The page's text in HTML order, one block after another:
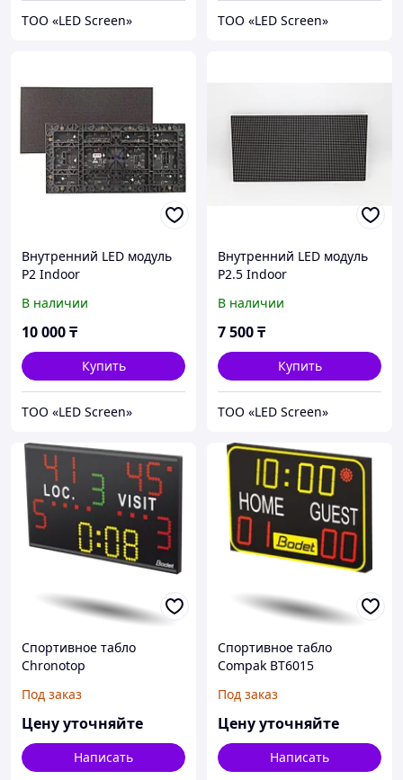
ТОО «LED Screen» ТОО «LED Screen»
Внутренний LED модуль
P2 Indoor
В наличии
10 000₸
Купить
ТОО «LED Screen»
Внутренний LED модуль
P2.5 Indoor
В наличии
7 500₸
Купить
ТОО «LED Screen»
Спортивное табло
Chronotop
Под заказ
Цену уточняйте
Написать
Спортивное табло
Compak BT6015
Под заказ
Цену уточняйте
Написать